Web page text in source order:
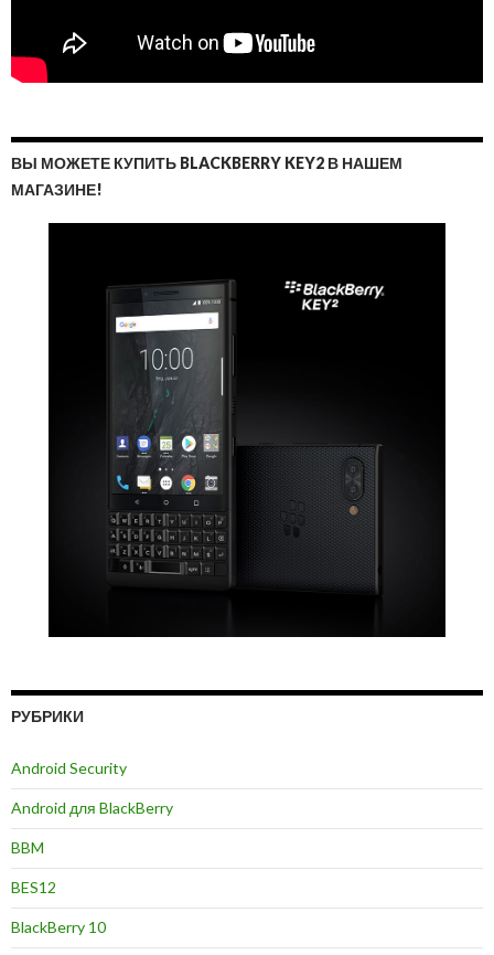
ВЫ МОЖЕТЕ КУПИТЬ BLACKBERRY KEY2 В НАШЕМ
МАГАЗИНЕ!
РУБРИКИ
Android Security
Android для BlackBerry
BBM
BES12
BlackBerry 10